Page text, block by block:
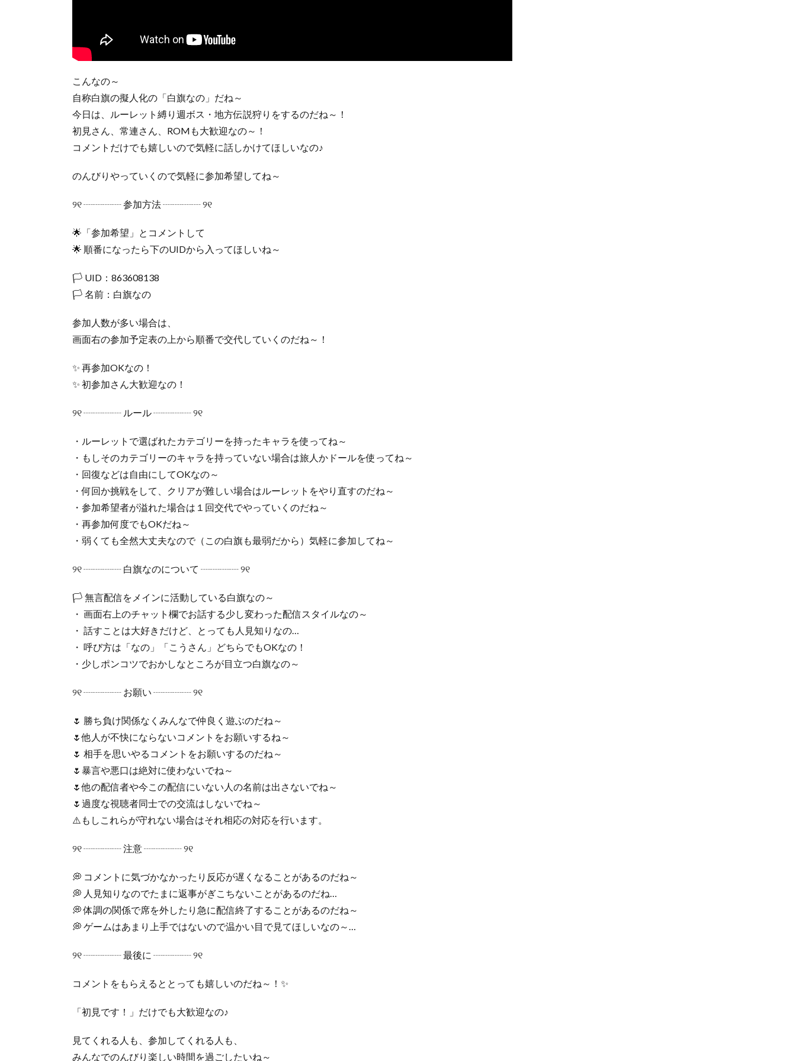
こんなの～
自称白旗の擬人化の「白旗なの」だね～
今日は、ルーレット縛り週ボス・地方伝説狩りをするのだね～！
初見さん、常連さん、ROMも大歓迎なの～！
コメントだけでも嬉しいので気軽に話しかけてほしいなの♪
のんびりやっていくので気軽に参加希望してね～
୨୧ ┈┈┈┈ 参加方法 ┈┈┈┈ ୨୧
🌟「参加希望」とコメントして
🌟 順番になったら下のUIDから入ってほしいね～
🏳️ UID：863608138
🏳️ 名前：白旗なの
参加人数が多い場合は、
画面右の参加予定表の上から順番で交代していくのだね～！
✨ 再参加OKなの！
✨ 初参加さん大歓迎なの！
୨୧ ┈┈┈┈ ルール ┈┈┈┈ ୨୧
・ルーレットで選ばれたカテゴリーを持ったキャラを使ってね～
・もしそのカテゴリーのキャラを持っていない場合は旅人かドールを使ってね～
・回復などは自由にしてOKなの～
・何回か挑戦をして、クリアが難しい場合はルーレットをやり直すのだね～
・参加希望者が溢れた場合は１回交代でやっていくのだね～
・再参加何度でもOKだね～
・弱くても全然大丈夫なので（この白旗も最弱だから）気軽に参加してね～
୨୧ ┈┈┈┈ 白旗なのについて ┈┈┈┈ ୨୧
🏳️ 無言配信をメインに活動している白旗なの～
・ 画面右上のチャット欄でお話する少し変わった配信スタイルなの～
・ 話すことは大好きだけど、とっても人見知りなの…
・ 呼び方は「なの」「こうさん」どちらでもOKなの！
・少しポンコツでおかしなところが目立つ白旗なの～
୨୧ ┈┈┈┈ お願い ┈┈┈┈ ୨୧
🌷 勝ち負け関係なくみんなで仲良く遊ぶのだね～
🌷他人が不快にならないコメントをお願いするね～
🌷 相手を思いやるコメントをお願いするのだね～
🌷暴言や悪口は絶対に使わないでね～
🌷他の配信者や今この配信にいない人の名前は出さないでね～
🌷過度な視聴者同士での交流はしないでね～
⚠️もしこれらが守れない場合はそれ相応の対応を行います。
୨୧ ┈┈┈┈ 注意 ┈┈┈┈ ୨୧
💭 コメントに気づかなかったり反応が遅くなることがあるのだね～
💭 人見知りなのでたまに返事がぎこちないことがあるのだね…
💭 体調の関係で席を外したり急に配信終了することがあるのだね～
💭 ゲームはあまり上手ではないので温かい目で見てほしいなの～…
୨୧ ┈┈┈┈ 最後に ┈┈┈┈ ୨୧
コメントをもらえるととっても嬉しいのだね～！✨
「初見です！」だけでも大歓迎なの♪
見てくれる人も、参加してくれる人も、
みんなでのんびり楽しい時間を過ごしたいね～